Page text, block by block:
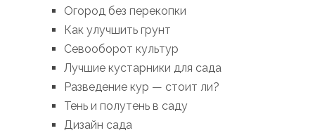
Огород без перекопки
Как улучшить грунт
Севооборот культур
Лучшие кустарники для сада
Разведение кур — стоит ли?
Тень и полутень в саду
Дизайн сада